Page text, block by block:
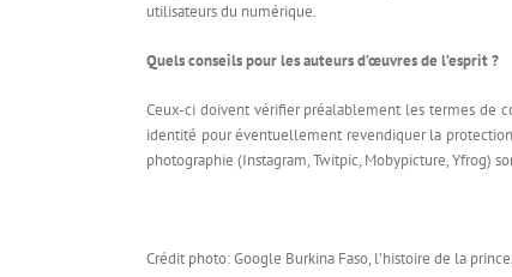
utilisateurs du numérique.
Quels conseils pour les auteurs d’œuvres de l’esprit ?
Ceux-ci doivent vérifier préalablement les termes de
identité pour éventuellement revendiquer la
photographie (Instagram, Twitpic, Mobypicture, Yfrog)
Crédit photo: Google Burkina Faso, l’histoire de la